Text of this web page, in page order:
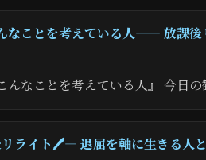
なことを考えている人—— 放課
んなことを考えている人』 今日
ライト🖊️― 退屈を軸に生きる人